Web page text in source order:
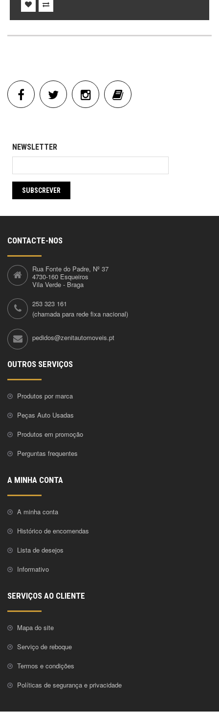
NEWSLETTER
SUBSCREVER
CONTACTE-NOS
Rua Fonte do Padre, Nº 37
4730-160 Esqueiros
Vila Verde - Braga
253 323 161
(chamada para rede fixa nacional)
pedidos@zenitautomoveis.pt
OUTROS SERVIÇOS
Produtos por marca
Peças Auto Usadas
Produtos em promoção
Perguntas frequentes
A MINHA CONTA
A minha conta
Histórico de encomendas
Lista de desejos
Informativo
SERVIÇOS AO CLIENTE
Mapa do site
Serviço de reboque
Termos e condições
Políticas de segurança e privacidade